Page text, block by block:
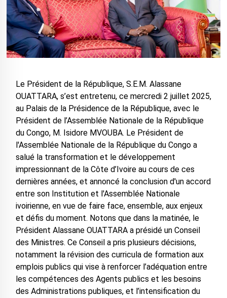
Le Président de la République, S.E.M. Alassane
OUATTARA, s’est entretenu, ce mercredi 2 juillet 2025,
au Palais de la Présidence de la République, avec le
Président de l’Assemblée Nationale de la République
du Congo, M. Isidore MVOUBA. Le Président de
l'Assemblée Nationale de la République du Congo a
salué la transformation et le développement
impressionnant de la Côte d’Ivoire au cours de ces
dernières années, et annoncé la conclusion d'un accord
entre son Institution et l'Assemblée Nationale
ivoirienne, en vue de faire face, ensemble, aux enjeux
et défis du moment. Notons que dans la matinée, le
Président Alassane OUATTARA a présidé un Conseil
des Ministres. Ce Conseil a pris plusieurs décisions,
notamment la révision des curricula de formation aux
emplois publics qui vise à renforcer l’adéquation entre
les compétences des Agents publics et les besoins
des Administrations publiques, et l’intensification du